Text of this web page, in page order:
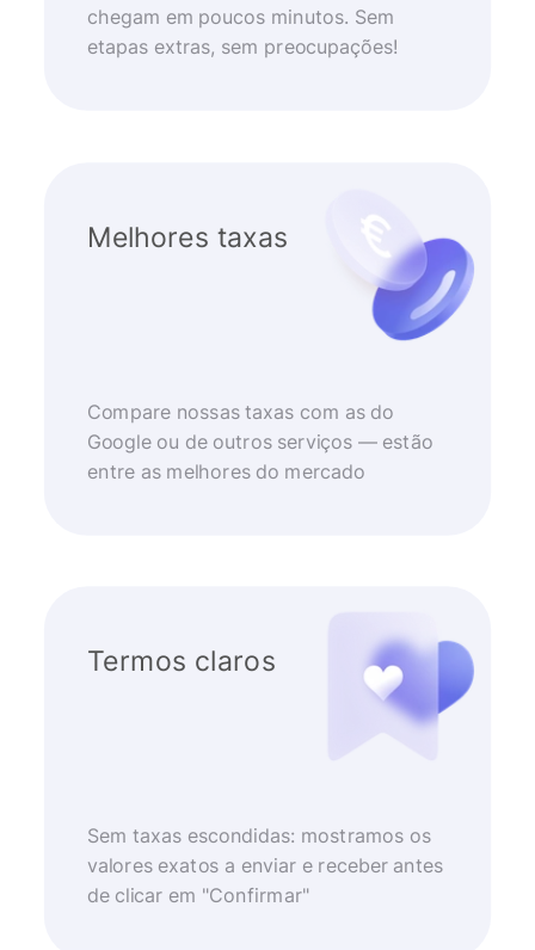
chegam em poucos minutos. Sem
etapas extras, sem preocupações!
Melhores taxas
Compare nossas taxas com as do
Google ou de outros serviços — estão
entre as melhores do mercado
Termos claros
Sem taxas escondidas: mostramos os
valores exatos a enviar e receber antes
de clicar em "Confirmar"